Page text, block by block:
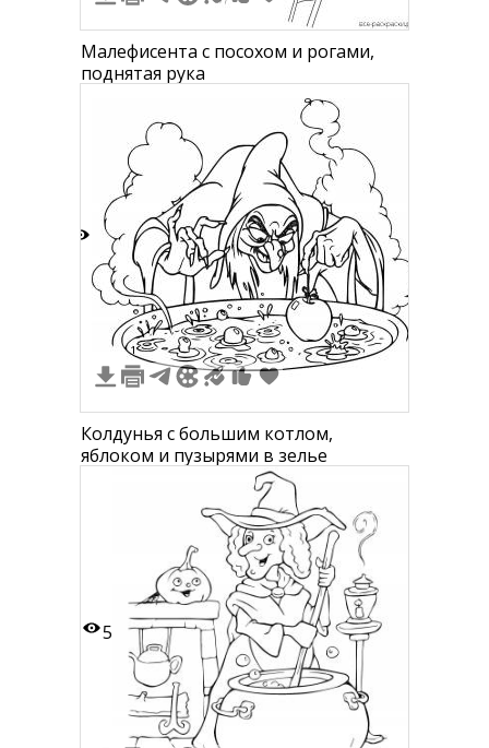
Малефисента с посохом и рогами,
поднятая рука
1
Колдунья с большим котлом,
яблоком и пузырями в зелье
5